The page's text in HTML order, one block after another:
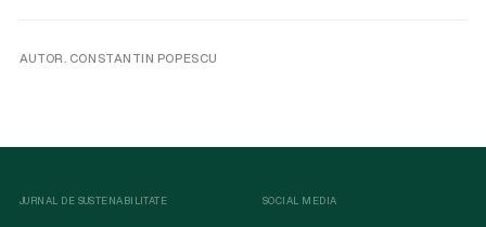
AUTOR. CONSTANTIN POPESCU
JURNAL DE SUSTENABILITATE SOCIAL MEDIA